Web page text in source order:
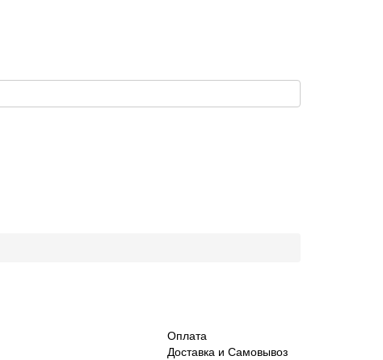
Оплата
Доставка и Самовывоз